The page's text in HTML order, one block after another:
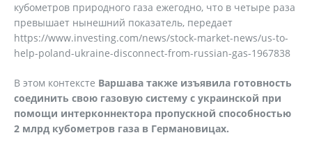
кубометров природного газа ежегодно, что в четыре раза
превышает нынешний показатель, передает
https://www.investing.com/news/stock-market-news/us-to-
help-poland-ukraine-disconnect-from-russian-gas-1967838
В этом контексте Варшава также изъявила готовность
соединить свою газовую систему с украинской при
помощи интерконнектора пропускной способностью
2 млрд кубометров газа в Германовицах.